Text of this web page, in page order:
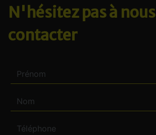
N'hésitez pas à nous
contacter